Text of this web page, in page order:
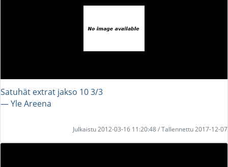
Satuhät extrat jakso 10 3/3
― Yle Areena
Julkaistu 2012-03-16 11:20:48 / Tallennettu 2017-12-07